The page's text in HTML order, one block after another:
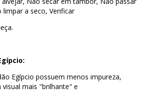
a seco, Verificar
Egípcio possuem menos impureza,
mais "brilhante" e